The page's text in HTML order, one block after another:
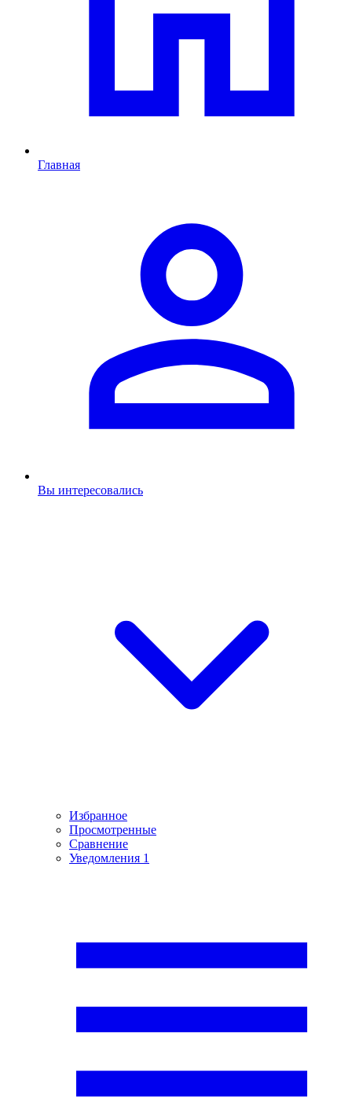
Главная
Вы интересовались
Избранное
Просмотренные
Сравнение
Уведомления 1